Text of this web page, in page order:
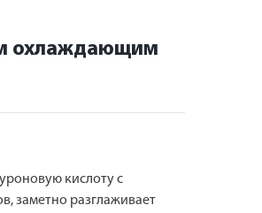
охлаждающим
кислоту с
заметно разглаживает